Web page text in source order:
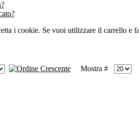
i cookie. Se vuoi utilizzare il carrello e
Mostra #